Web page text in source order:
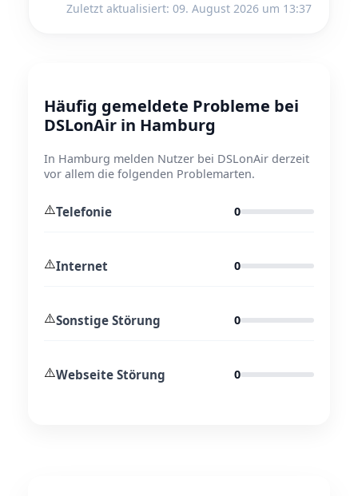
Zuletzt aktualisiert: 09. August 2026 um 13:37
Häufig gemeldete Probleme bei
DSLonAir in Hamburg
In Hamburg melden Nutzer bei DSLonAir derzeit
vor allem die folgenden Problemarten.
⚠️Telefonie 0
⚠️Internet 0
⚠️Sonstige Störung 0
⚠️Webseite Störung 0